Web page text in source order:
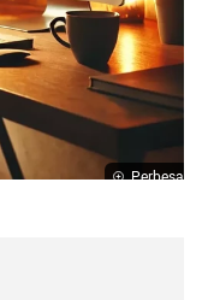
Perbesar